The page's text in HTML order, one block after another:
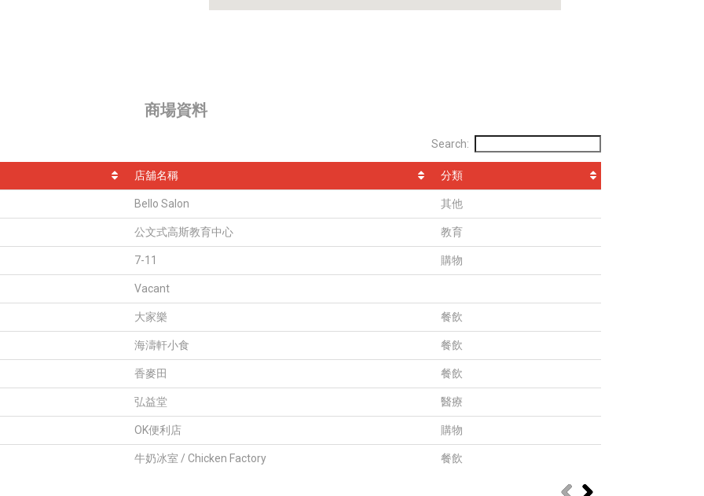
商場資料
Search:
店舖名稱 分類
Bello Salon 其他
公文式高斯教育中心 教育
7-11 購物
Vacant
大家樂 餐飲
海濤軒小食 餐飲
香麥田 餐飲
弘益堂 醫療
OK便利店 購物
牛奶冰室 / Chicken Factory 餐飲